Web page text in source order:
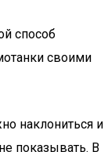
способ
своими
наклониться и
показывать. В